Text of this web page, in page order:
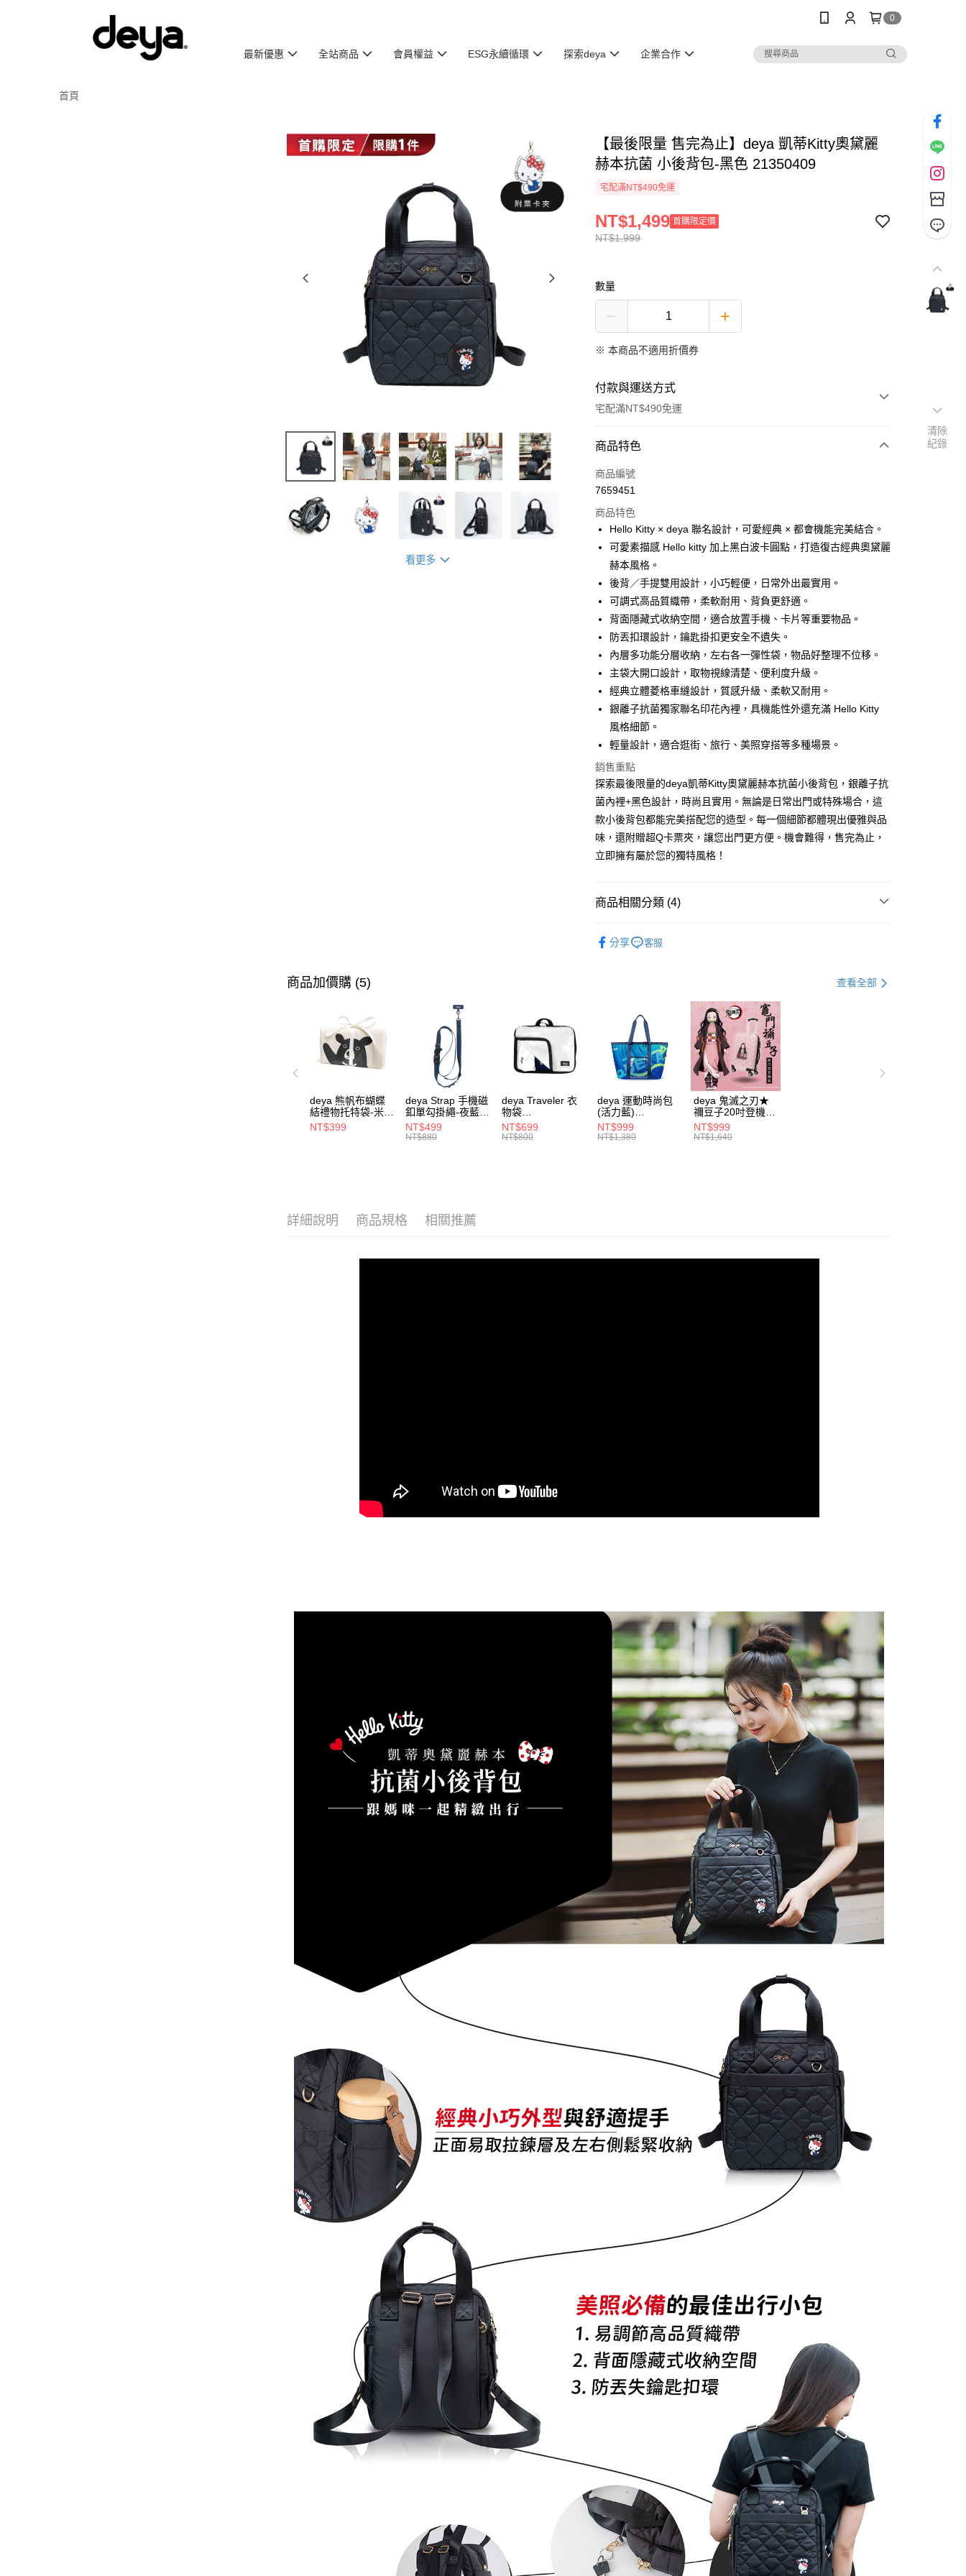
0
最新優惠 全站商品 會員權益 ESG永續循環 探索deya 企業合作
首頁
看更多
【最後限量 售完為止】deya 凱蒂Kitty奧黛麗
赫本抗菌 小後背包-黑色 21350409
宅配滿NT$490免運
NT$1,999
NT$1,499 首購限定價
數量
※ 本商品不適用折價券
付款與運送方式
宅配滿NT$490免運
付款方式
信用卡一次付款
NT$666 21家銀行
合作金庫商業銀行
第一商業銀行
華南商業銀行
國泰世華商業銀行
兆豐國際商業銀行
臺灣中小企業銀行
台中商業銀行
匯豐（台灣）商業銀行
華泰商業銀行
聯邦商業銀行
遠東國際商業銀行
元大商業銀行
永豐商業銀行
台新國際商業銀行
中國信託商業銀行
台灣樂天信用卡公司
超商取貨付款
Apple Pay
悠遊付
全盈+PAY
AFTEE先享後付
相關說明
【關於「AFTEE先享後付」】
AFTEE先享後付是「在收到商品之後才付款」的支付方式。 讓您購物簡單
便利好安心！
１．簡單：不需註冊會員、不需綁卡、不需儲值。
２．便利：只要手機號碼，簡訊認證，即可結帳。
３．安心：先確認商品／服務後，再付款。
１．於結帳方式選擇「AFTEE先享後付」後，將跳轉至「AFTEE先享後
付」結帳頁面，進行簡訊認證並確認金額後，即可完成結帳。
／ATM／網路銀行／等多元方式進行付款，方視為交易完成。
※ 請注意：結帳手續完成當下不需立刻繳費，但若您需要取消訂單，請聯
※ 交易是否成功請以「AFTEE先享後付 」之結帳頁面顯示為準，若有關於
１．透過由恩沛科技股份有限公司提供之「AFTEE先享後付」服務完成之
交易，需依本服務之必要範圍內提供個人資料，並將交易相關給付款項請
求債權轉讓予恩沛科技股份有限公司。
２．關於個人資料處理事宜，請瀏覽以下網址：
https://aftee.tw/terms/#terms3
３．未成年的使用者請事先徵得法定代理人或監護人之同意方可使用
「AFTEE先享後付」，若未經同意申辦者引起之損失，本公司不負相關責
任。
４．使用「AFTEE先享後付」時，將依據個別帳號之用戶狀況，依本公司
即時審查核予不同之上限額度；若仍有額度不足之情形，本公司將視審查
結果請求用戶進行身份認證。
ATM付款
運送方式
【全家】取貨付款
每筆NT$90，滿NT$990(含以上)免運費
每筆NT$90，滿NT$490(含以上)免運費
商品特色
商品編號
7659451
商品特色
Hello Kitty × deya 聯名設計，可愛經典 × 都會機能完美結合。
可愛素描感 Hello kitty 加上黑白波卡圓點，打造復古經典奧黛麗
赫本風格。
後背／手提雙用設計，小巧輕便，日常外出最實用。
可調式高品質織帶，柔軟耐用、背負更舒適。
背面隱藏式收納空間，適合放置手機、卡片等重要物品。
防丟扣環設計，鑰匙掛扣更安全不遺失。
內層多功能分層收納，左右各一彈性袋，物品好整理不位移。
主袋大開口設計，取物視線清楚、便利度升級。
經典立體菱格車縫設計，質感升級、柔軟又耐用。
銀離子抗菌獨家聯名印花內裡，具機能性外還充滿 Hello Kitty
風格細節。
輕量設計，適合逛街、旅行、美照穿搭等多種場景。
銷售重點
探索最後限量的deya凱蒂Kitty奧黛麗赫本抗菌小後背包，銀離子抗
菌內裡+黑色設計，時尚且實用。無論是日常出門或特殊場合，這
款小後背包都能完美搭配您的造型。每一個細節都體現出優雅與品
味，還附贈超Q卡票夾，讓您出門更方便。機會難得，售完為止，
立即擁有屬於您的獨特風格！
商品相關分類 (4)
分享 客服
商品加價購 (5) 查看全部
deya 熊帆布蝴蝶
結禮物托特袋-米色
22020409
NT$399
deya Strap 手機磁
釦單勾掛繩-夜藍色
62611105501
NT$499
NT$880
deya Traveler 衣
物袋
62406090901
NT$699
NT$800
deya 運動時尚包
(活力藍)
-62507085531
NT$999
NT$1,380
deya 鬼滅之刃★
禰豆子20吋登機箱
21300915
NT$999
NT$1,640
詳細說明 商品規格 相關推薦
清除
紀錄